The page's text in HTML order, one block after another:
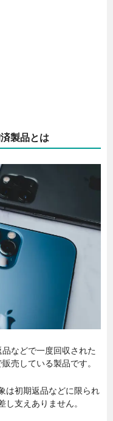
製品とは
などで一度回収された
売している製品です。
は初期返品などに限られ
し支えありません。